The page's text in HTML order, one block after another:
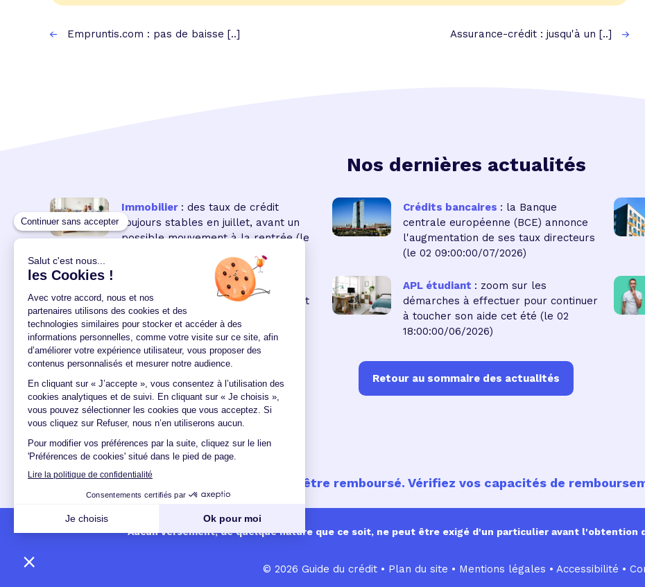
Empruntis.com : pas de baisse [..] Assurance-crédit : jusqu'à un [..]
Nos dernières actualités
Immobilier : des taux de crédit
toujours stables en juillet, avant un
possible mouvement à la rentrée (le
Crédits bancaires : la Banque
centrale européenne (BCE) annonce
l'augmentation de ses taux directeurs
(le 02 09:00:00/07/2026)
: la remontée des
taux réduit encore le pouvoir d'achat
des acquéreurs
12:00:00/06/2026)
APL étudiant : zoom sur les
démarches à effectuer pour continuer
à toucher son aide cet été (le 02
18:00:00/06/2026)
Retour au sommaire des actualités
Un crédit vous engage et doit être remboursé. Vérifiez vos capacités de
Aucun versement, de quelque nature que ce soit, ne peut être exigé d'un particulier avant l'obtention
© 2026 Guide du crédit • Plan du site • Mentions légales • Accessibilité •